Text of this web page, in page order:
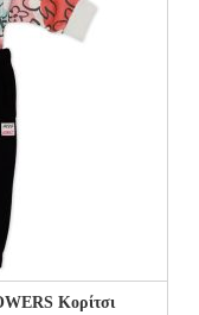
Κορίτσι